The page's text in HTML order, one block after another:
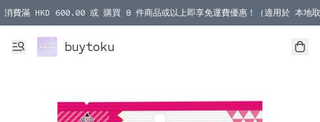
消費滿 HKD 600.00 或 購買 8 件商品或以上即享免運費優惠！（適用於 本地
消費滿 HKD 1000.00 或 購買 100 件商品或以上即享免運費優惠！（適用於
buytoku